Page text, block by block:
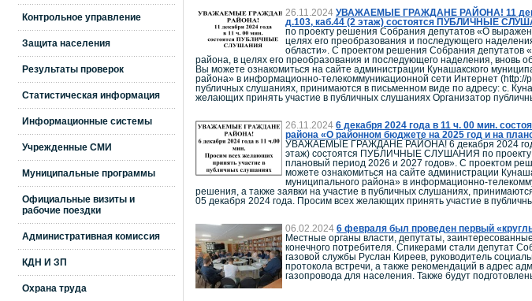
Контрольное управление
Защита населения
Результаты проверок
Статистическая информация
Информационные системы
Учрежденные СМИ
Муниципальные программы
Официальные визиты и
рабочие поездки
Административная комиссия
КДН И ЗП
Охрана труда
26.11.2024 УВАЖАЕМЫЕ ГРАЖДАНЕ РАЙОНА! 11
д.103, каб.44 (2 этаж) состоятся ПУБЛИЧНЫЕ
по проекту решения Собрания депутатов «О
целях его преобразования и последующего
области». С проектом решения Собрания депутатов
района, в целях его преобразования и последующего наделения, вновь
Вы можете ознакомиться на сайте администрации Кунашакского
района» в информационно-телекоммуникационной сети Интернет
публичных слушаниях, принимаются в письменном виде по адресу: с.
желающих принять участие в публичных слушаниях Организатор
26.11.2024 6 декабря 2024 года в 11 ч. 00 мин.
района «О районном бюджете на 2025 год и на
УВАЖАЕМЫЕ ГРАЖДАНЕ РАЙОНА! 6 декабря 2024 года
этаж) состоятся ПУБЛИЧНЫЕ СЛУШАНИЯ по проекту
плановый период 2026 и 2027 годов». С проектом
можете ознакомиться на сайте администрации
муниципального района» в информационно-
решения, а также заявки на участие в публичных слушаниях,
05 декабря 2024 года. Просим всех желающих принять участие в
06.02.2024 6 февраля был проведен первый
Местные органы власти, депутаты,
конечного потребителя. Спикерами стали депутат
газовой службы Руслан Киреев, руководитель
протокола встречи, а также рекомендаций в адрес
газопровода для населения. Также будут